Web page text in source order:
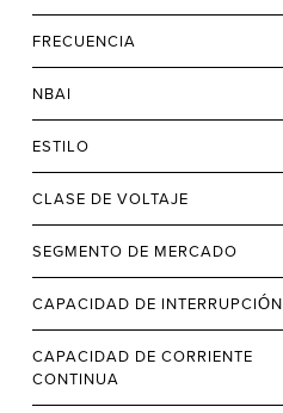
FRECUENCIA
NBAI
ESTILO
CLASE DE VOLTAJE
SEGMENTO DE MERCADO
CAPACIDAD DE INTERRUPCIÓN
CAPACIDAD DE CORRIENTE
CONTINUA